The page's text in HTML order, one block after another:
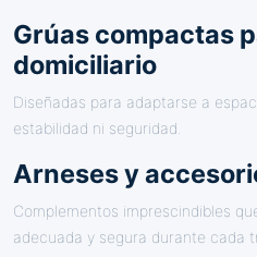
Grúas compactas
domiciliario
Diseñadas para adaptarse a
estabilidad ni seguridad.
Arneses y
Complementos imprescindibles
adecuada y segura durante cada